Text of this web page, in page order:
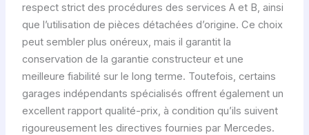
respect strict des procédures des services A et B, ainsi
que l’utilisation de pièces détachées d’origine. Ce choix
peut sembler plus onéreux, mais il garantit la
conservation de la garantie constructeur et une
meilleure fiabilité sur le long terme. Toutefois, certains
garages indépendants spécialisés offrent également un
excellent rapport qualité-prix, à condition qu’ils suivent
rigoureusement les directives fournies par Mercedes.